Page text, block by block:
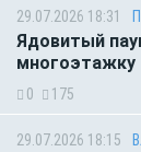
29.07.2026 18:31
Ядовитый
многоэтажку
0 175
29.07.2026 18:15